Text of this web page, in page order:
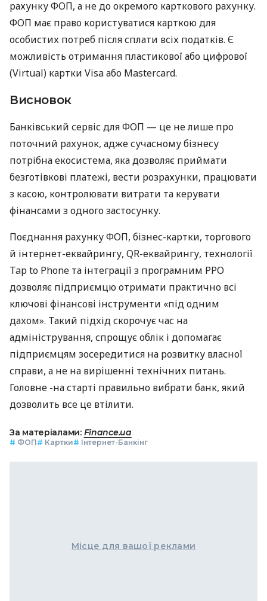
рахунку ФОП, а не до окремого карткового рахунку.
ФОП має право користуватися карткою для
особистих потреб після сплати всіх податків. Є
можливість отримання пластикової або цифрової
(Virtual) картки Visa або Mastercard.
Висновок
Банківський сервіс для ФОП — це не лише про
поточний рахунок, адже сучасному бізнесу
потрібна екосистема, яка дозволяє приймати
безготівкові платежі, вести розрахунки, працювати
з касою, контролювати витрати та керувати
фінансами з одного застосунку.
Поєднання рахунку ФОП, бізнес-картки, торгового
й інтернет-еквайрингу, QR-еквайрингу, технології
Tap to Phone та інтеграції з програмним РРО
дозволяє підприємцю отримати практично всі
ключові фінансові інструменти «під одним
дахом». Такий підхід скорочує час на
адміністрування, спрощує облік і допомагає
підприємцям зосередитися на розвитку власної
справи, а не на вирішенні технічних питань.
Головне -на старті правильно вибрати банк, який
дозволить все це втілити.
За матеріалами: Finance.ua
# ФОП# Картки# Інтернет-Банкінг
Місце для вашої реклами